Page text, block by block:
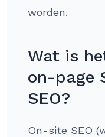
worden.
Wat is
on-page
SEO?
On-site SEO